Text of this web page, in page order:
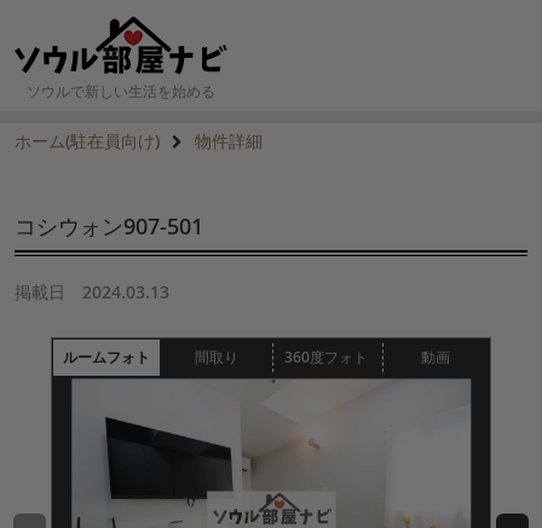
ソウルで新しい生活を始める
ホーム(駐在員向け) 物件詳細
コシウォン907-501
掲載日 2024.03.13
ルームフォト 間取り 360度フォト 動画